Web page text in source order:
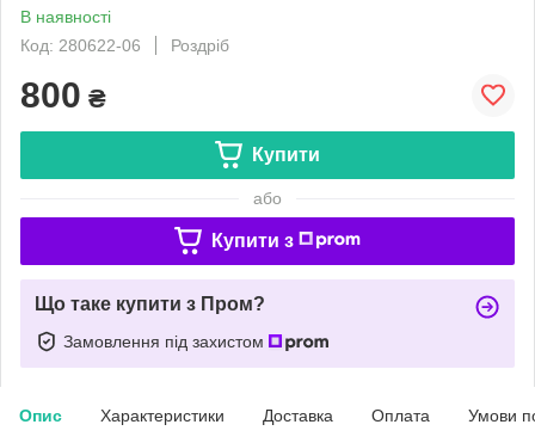
В наявності
Код: 280622-06
Роздріб
800 ₴
Купити
або
Купити з
Що таке купити з Пром?
Замовлення під захистом
Опис Характеристики Доставка Оплата Умови